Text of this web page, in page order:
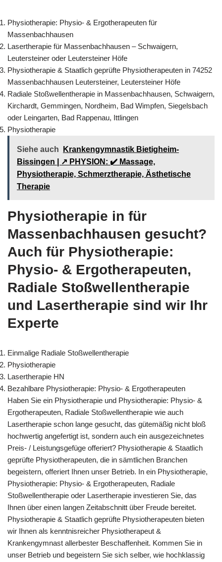
Physiotherapie: Physio- & Ergotherapeuten für
Massenbachhausen
Lasertherapie für Massenbachhausen – Schwaigern,
Leutersteiner oder Leutersteiner Höfe
Physiotherapie & Staatlich geprüfte Physiotherapeuten in 74252
Massenbachhausen Leutersteiner, Leutersteiner Höfe
Radiale Stoßwellentherapie in Massenbachhausen, Schwaigern,
Kirchardt, Gemmingen, Nordheim, Bad Wimpfen, Siegelsbach
oder Leingarten, Bad Rappenau, Ittlingen
Physiotherapie
Siehe auch
Krankengymnastik Bietigheim-
Bissingen | ↗️ PHYSION: ✔️ Massage,
Physiotherapie, Schmerztherapie, Ästhetische
Therapie
Physiotherapie in für
Massenbachhausen gesucht?
Auch für Physiotherapie:
Physio- & Ergotherapeuten,
Radiale Stoßwellentherapie
und Lasertherapie sind wir Ihr
Experte
Einmalige Radiale Stoßwellentherapie
Physiotherapie
Lasertherapie HN
Bezahlbare Physiotherapie: Physio- & Ergotherapeuten
Haben Sie ein Physiotherapie und Physiotherapie: Physio- &
Ergotherapeuten, Radiale Stoßwellentherapie wie auch
Lasertherapie schon lange gesucht, das gütemäßig nicht bloß
hochwertig angefertigt ist, sondern auch ein ausgezeichnetes
Preis- / Leistungsgefüge offeriert? Physiotherapie & Staatlich
geprüfte Physiotherapeuten, die in sämtlichen Branchen
begeistern, offeriert Ihnen unser Betrieb. In ein Physiotherapie,
Physiotherapie: Physio- & Ergotherapeuten, Radiale
Stoßwellentherapie oder Lasertherapie investieren Sie, das
Ihnen über einen langen Zeitabschnitt über Freude bereitet.
Physiotherapie & Staatlich geprüfte Physiotherapeuten bieten
wir Ihnen als kenntnisreicher Physiotherapeut &
Krankengymnast allerbester Beschaffenheit. Kommen Sie in
unser Betrieb und begeistern Sie sich selber, wie hochklassig